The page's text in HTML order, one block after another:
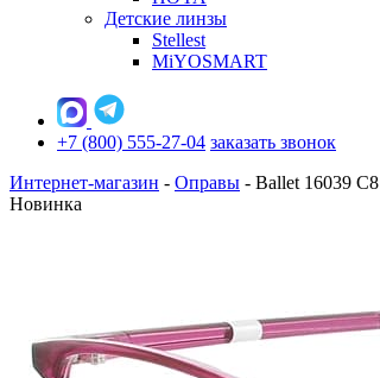
Детские линзы
Stellest
MiYOSMART
+7 (800) 555-27-04 заказать звонок
Интернет-магазин - Оправы - Ballet 16039 C8
Новинка